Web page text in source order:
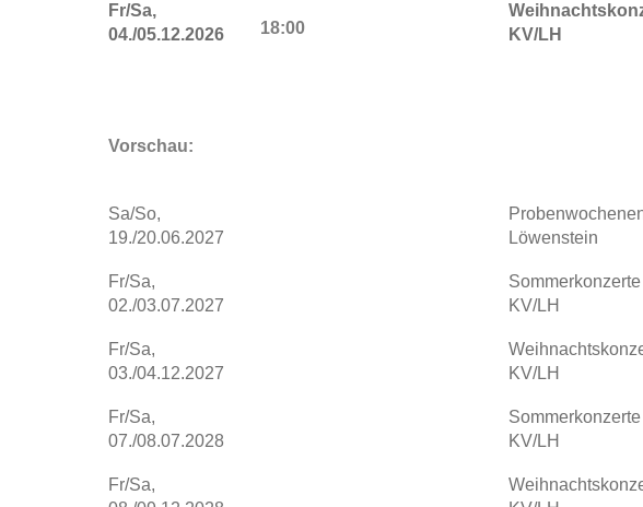
Fr/Sa,
04./05.12.2026
18:00
KV/LH
Vorschau:
Sa/So,
19./20.06.2027
Löwenstein
Fr/Sa,
02./03.07.2027
Sommerkonzerte
KV/LH
Fr/Sa,
03./04.12.2027
KV/LH
Fr/Sa,
07./08.07.2028
Sommerkonzerte
KV/LH
Fr/Sa,